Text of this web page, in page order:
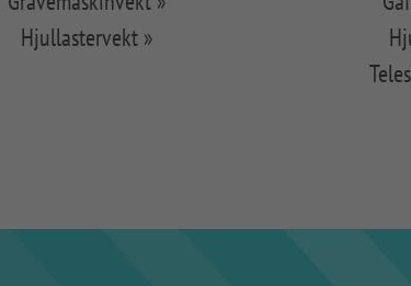
Hjullastervekt